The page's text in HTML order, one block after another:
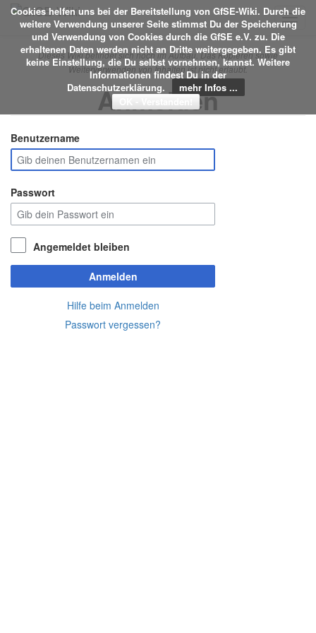
Dieses Wiki befindet sich noch im Aufbau. Das Kopieren sowie
Weiterverwenden von Inhalten ist nicht erlaubt.
Cookies helfen uns bei der Bereitstellung von GfSE-Wiki. Durch die
weitere Verwendung unserer Seite stimmst Du der Speicherung
und Verwendung von Cookies durch die GfSE e.V. zu. Die
erhaltenen Daten werden nicht an Dritte weitergegeben. Es gibt
keine Einstellung, die Du selbst vornehmen, kannst. Weitere
Informationen findest Du in der
Datenschutzerklärung.
mehr Infos ...
Anmelden
Benutzername
Passwort
Angemeldet bleiben
Anmelden
Hilfe beim Anmelden
Passwort vergessen?